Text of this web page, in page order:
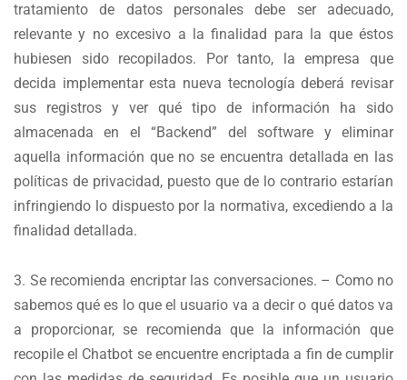
tratamiento de datos personales debe ser adecuado,
relevante y no excesivo a la finalidad para la que éstos
hubiesen sido recopilados. Por tanto, la empresa que
decida implementar esta nueva tecnología deberá revisar
sus registros y ver qué tipo de información ha sido
almacenada en el “Backend” del software y eliminar
aquella información que no se encuentra detallada en las
políticas de privacidad, puesto que de lo contrario estarían
infringiendo lo dispuesto por la normativa, excediendo a la
finalidad detallada.
3. Se recomienda encriptar las conversaciones. – Como no
sabemos qué es lo que el usuario va a decir o qué datos va
a proporcionar, se recomienda que la información que
recopile el Chatbot se encuentre encriptada a fin de cumplir